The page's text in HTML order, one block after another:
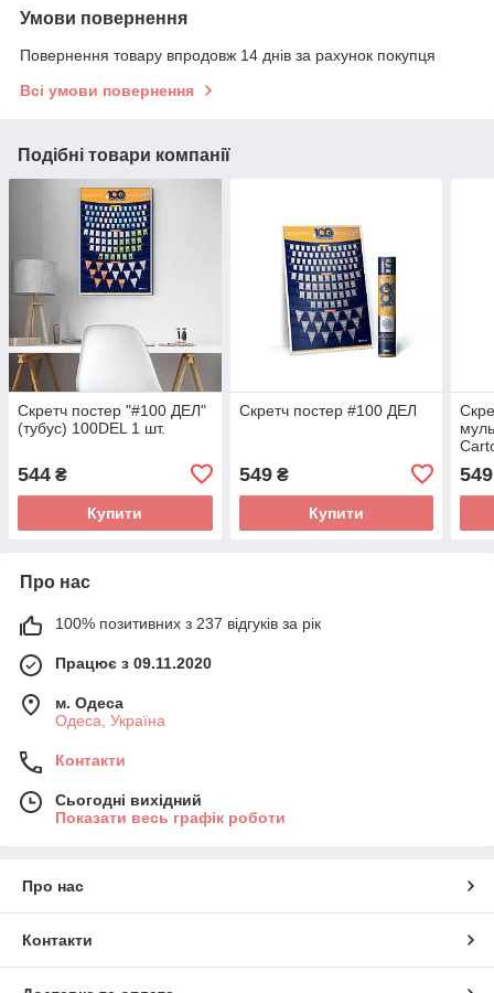
Умови повернення
Повернення товару впродовж 14 днів за рахунок покупця
Всі умови повернення
Подібні товари компанії
Скретч постер "#100 ДЕЛ"
(тубус) 100DEL 1 шт.
544 ₴
Купити
Скретч постер #100 ДЕЛ
549₴
Купити
549
Про нас
100% позитивних з 237 відгуків за рік
Працює з 09.11.2020
м. Одеса
Одеса, Україна
Контакти
Сьогодні вихідний
Показати весь графік роботи
Про нас
Контакти